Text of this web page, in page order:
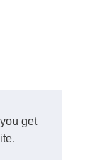
get